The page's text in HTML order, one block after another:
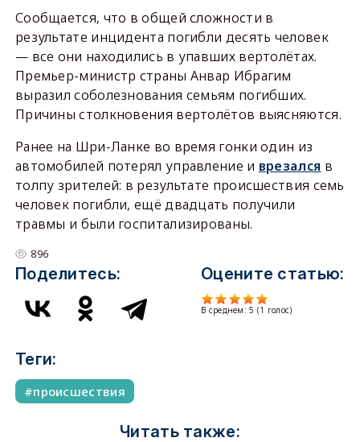
Сообщается, что в общей сложности в
результате инцидента погибли десять человек
— все они находились в упавших вертолётах.
Премьер-министр страны Анвар Ибрагим
выразил соболезнования семьям погибших.
Причины столкновения вертолётов выясняются.
Ранее на Шри-Ланке во время гонки один из
автомобилей потерял управление и врезался в
толпу зрителей: в результате происшествия семь
человек погибли, ещё двадцать получили
травмы и были госпитализированы.
896
Поделитесь: Оцените статью:
В среднем:5 (1 голос)
Теги:
происшествия
Читать также: